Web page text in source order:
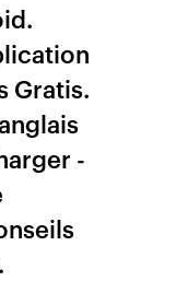
Gratis.
-